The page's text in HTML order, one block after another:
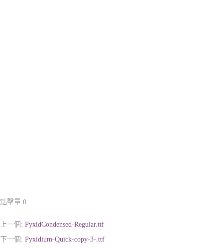
點擊量:0
上一個: PyxidCondensed-Regular.ttf
下一個: Pyxidium-Quick-copy-3-.ttf